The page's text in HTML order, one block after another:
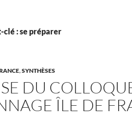
: se préparer
,SYNTHÈSES
DU
ÎLE DE